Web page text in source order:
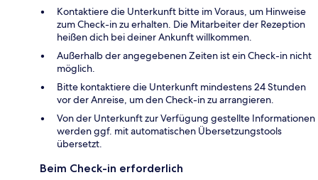
Kontaktiere die Unterkunft bitte im Voraus, um Hinweise
zum Check-in zu erhalten. Die Mitarbeiter der Rezeption
heißen dich bei deiner Ankunft willkommen.
Außerhalb der angegebenen Zeiten ist ein Check-in nicht
möglich.
Bitte kontaktiere die Unterkunft mindestens 24 Stunden
vor der Anreise, um den Check-in zu arrangieren.
Von der Unterkunft zur Verfügung gestellte Informationen
werden ggf. mit automatischen Übersetzungstools
übersetzt.
Beim Check-in erforderlich